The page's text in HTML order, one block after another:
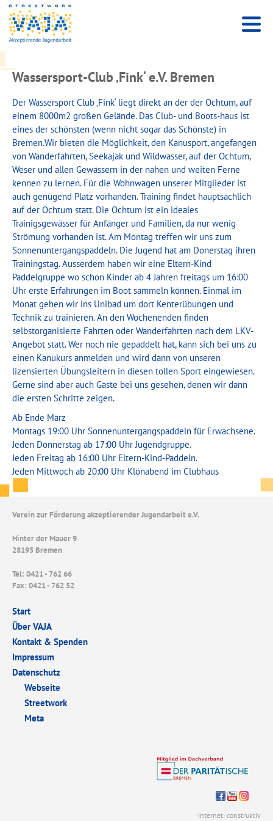
Wassersport-Club ‚Fink‘ e.V. Bremen
Der Wassersport Club ‚Fink‘ liegt direkt an der der Ochtum, auf
einem 8000m2 großen Gelände. Das Club- und Boots-haus ist
eines der schönsten (wenn nicht sogar das Schönste) in
Bremen.Wir bieten die Möglichkeit, den Kanusport, angefangen
von Wanderfahrten, Seekajak und Wildwasser, auf der Ochtum,
Weser und allen Gewässern in der nahen und weiten Ferne
kennen zu lernen. Für die Wohnwagen unserer Mitglieder ist
auch genügend Platz vorhanden. Training findet hauptsächlich
auf der Ochtum statt. Die Ochtum ist ein ideales
Trainigsgewässer für Anfänger und Familien, da nur wenig
Strömung vorhanden ist. Am Montag treffen wir uns zum
Sonnenuntergangspaddeln. Die Jugend hat am Donerstag ihren
Trainingstag. Ausserdem haben wir eine Eltern-Kind
Paddelgruppe wo schon Kinder ab 4 Jahren freitags um 16:00
Uhr erste Erfahrungen im Boot sammeln können. Einmal im
Monat gehen wir ins Unibad um dort Kenterübungen und
Technik zu trainieren. An den Wochenenden finden
selbstorganisierte Fahrten oder Wanderfahrten nach dem LKV-
Angebot statt. Wer noch nie gepaddelt hat, kann sich bei uns zu
einen Kanukurs anmelden und wird dann von unseren
lizensierten Übungsleitern in diesen tollen Sport eingewiesen.
Gerne sind aber auch Gäste bei uns gesehen, denen wir dann
die ersten Schritte zeigen.
Ab Ende März
Montags 19:00 Uhr Sonnenuntergangspaddeln für Erwachsene.
Jeden Donnerstag ab 17:00 Uhr Jugendgruppe.
Jeden Freitag ab 16:00 Uhr Eltern-Kind-Paddeln.
Jeden Mittwoch ab 20:00 Uhr Klönabend im Clubhaus
Verein zur Förderung akzeptierender Jugendarbeit e.V.
Hinter der Mauer 9
28195 Bremen
Tel: 0421 - 762 66
Fax: 0421 - 762 52
Start
Über VAJA
Kontakt & Spenden
Impressum
Datenschutz
Webseite
Streetwork
Meta
internet: construktiv